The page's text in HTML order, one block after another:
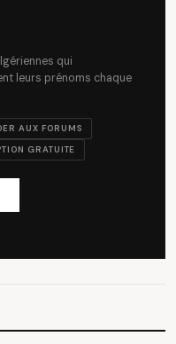
qui
leurs prénoms chaque
AUX FORUMS
GRATUITE